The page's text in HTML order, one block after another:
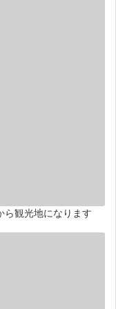
ら観光地になります